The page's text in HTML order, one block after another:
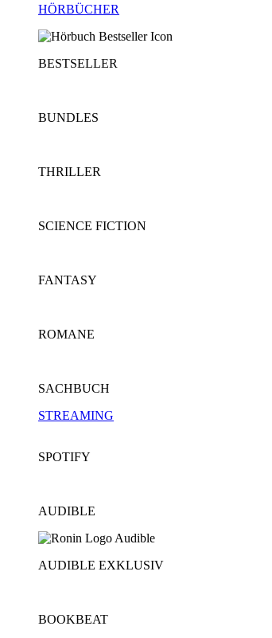
HÖRBÜCHER
BESTSELLER
BUNDLES
THRILLER
SCIENCE FICTION
FANTASY
ROMANE
SACHBUCH
STREAMING
SPOTIFY
AUDIBLE
AUDIBLE EXKLUSIV
BOOKBEAT